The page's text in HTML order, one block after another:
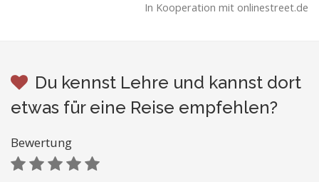
In Kooperation mit onlinestreet.de
Du kennst Lehre und kannst dort
etwas für eine Reise empfehlen?
Bewertung